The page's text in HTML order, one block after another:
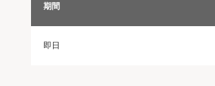
期間
即日